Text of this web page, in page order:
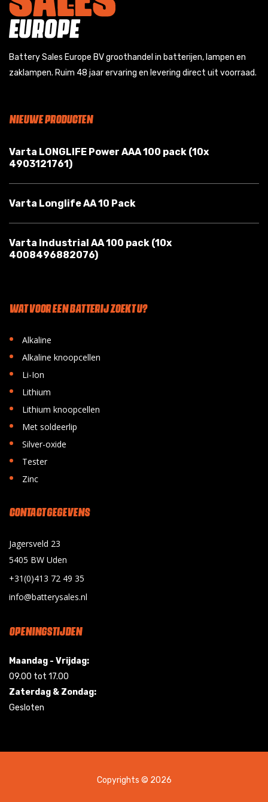
Battery Sales Europe BV groothandel in batterijen, lampen en
zaklampen. Ruim 48 jaar ervaring en levering direct uit voorraad.
NIEUWE PRODUCTEN
Varta LONGLIFE Power AAA 100 pack (10x
4903121761)
Varta Longlife AA 10 Pack
Varta Industrial AA 100 pack (10x
4008496882076)
WAT VOOR EEN BATTERIJ ZOEKT U?
• Alkaline
• Alkaline knoopcellen
• Li-Ion
• Lithium
• Lithium knoopcellen
• Met soldeerlip
• Silver-oxide
• Tester
• Zinc
CONTACT GEGEVENS
Jagersveld 23
5405 BW Uden
+31(0)413 72 49 35
info@batterysales.nl
OPENINGSTIJDEN
Maandag - Vrijdag:
09.00 tot 17.00
Zaterdag & Zondag:
Gesloten
Copyrights © 2026